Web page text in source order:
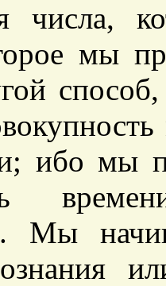
числа,
мы
ибо мы
Мы